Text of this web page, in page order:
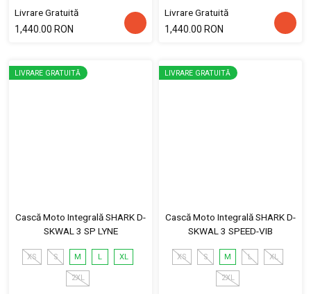
Livrare Gratuită
1,440.00 RON
Livrare Gratuită
1,440.00 RON
LIVRARE GRATUITĂ
Cască Moto Integrală SHARK D-
SKWAL 3 SP LYNE
XS S M L XL
2XL
LIVRARE GRATUITĂ
Cască Moto Integrală SHARK D-
SKWAL 3 SPEED-VIB
XS S M L XL
2XL